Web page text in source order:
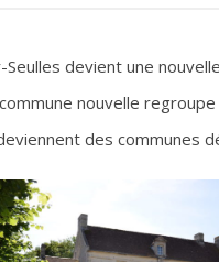
devient une
nouvelle
des communes